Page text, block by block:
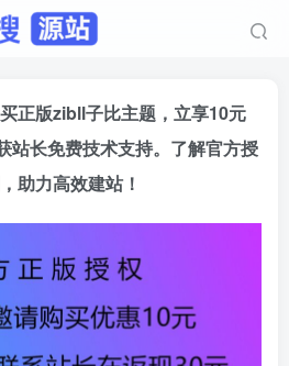
正版zibll子比主题，立享10元
站长免费技术支持。了解官方授
助力高效建站！